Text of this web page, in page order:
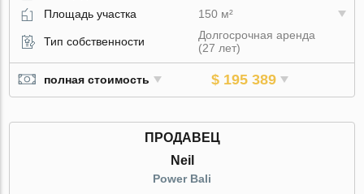
Площадь участка
150 м²
Тип собственности
Долгосрочная аренда
(27 лет)
полная стоимость $ 195 389
ПРОДАВЕЦ
Neil
Power Bali